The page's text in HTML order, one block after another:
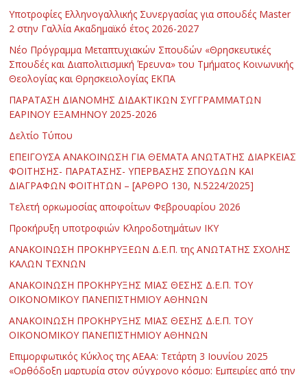
Υποτροφίες Ελληνογαλλικής Συνεργασίας για σπουδές Master
2 στην Γαλλία Ακαδημαϊκό έτος 2026-2027
Νέο Πρόγραμμα Μεταπτυχιακών Σπουδών «Θρησκευτικές
Σπουδές και Διαπολιτισμική Έρευνα» του Τμήματος Κοινωνικής
Θεολογίας και Θρησκειολογίας ΕΚΠΑ
ΠΑΡΑΤΑΣΗ ΔΙΑΝΟΜΗΣ ΔΙΔΑΚΤΙΚΩΝ ΣΥΓΓΡΑΜΜΑΤΩΝ
ΕΑΡΙΝΟΥ ΕΞΑΜΗΝΟΥ 2025-2026
Δελτίο Τύπου
ΕΠΕΙΓΟΥΣΑ ΑΝΑΚΟΙΝΩΣΗ ΓΙΑ ΘΕΜΑΤΑ ΑΝΩΤΑΤΗΣ ΔΙΑΡΚΕΙΑΣ
ΦΟΙΤΗΣΗΣ- ΠΑΡΑΤΑΣΗΣ- ΥΠΕΡΒΑΣΗΣ ΣΠΟΥΔΩΝ ΚΑΙ
ΔΙΑΓΡΑΦΩΝ ΦΟΙΤΗΤΩΝ – [ΑΡΘΡΟ 130, Ν.5224/2025]
Τελετή ορκωμοσίας αποφοίτων Φεβρουαρίου 2026
Προκήρυξη υποτροφιών Κληροδοτημάτων ΙΚΥ
ΑΝΑΚΟΙΝΩΣΗ ΠΡΟΚΗΡΥΞΕΩΝ Δ.Ε.Π. της ΑΝΩΤΑΤΗΣ ΣΧΟΛΗΣ
ΚΑΛΩΝ ΤΕΧΝΩΝ
ΑΝΑΚΟΙΝΩΣΗ ΠΡΟΚΗΡΥΞΗΣ ΜΙΑΣ ΘΕΣΗΣ Δ.Ε.Π. ΤΟΥ
ΟΙΚΟΝΟΜΙΚΟΥ ΠΑΝΕΠΙΣΤΗΜΙΟΥ ΑΘΗΝΩΝ
ΑΝΑΚΟΙΝΩΣΗ ΠΡΟΚΗΡΥΞΗΣ ΜΙΑΣ ΘΕΣΗΣ Δ.Ε.Π. ΤΟΥ
ΟΙΚΟΝΟΜΙΚΟΥ ΠΑΝΕΠΙΣΤΗΜΙΟΥ ΑΘΗΝΩΝ
Επιμορφωτικός Κύκλος της ΑΕΑΑ: Τετάρτη 3 Ιουνίου 2025
«Ορθόδοξη μαρτυρία στον σύγχρονο κόσμο: Εμπειρίες από την